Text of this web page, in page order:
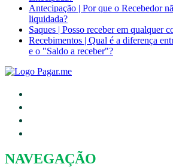
Antecipação | Por que o Recebedor
liquidada?
Saques | Posso receber em qualquer
Recebimentos | Qual é a diferença
e o "Saldo a receber"?
NAVEGAÇÃO